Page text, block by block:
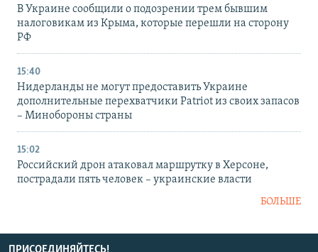
В Украине сообщили о подозрении трем бывшим
налоговикам из Крыма, которые перешли на сторону
РФ
15:40
Нидерланды не могут предоставить Украине
дополнительные перехватчики Patriot из своих запасов
– Минобороны страны
15:02
Российский дрон атаковал маршрутку в Херсоне,
пострадали пять человек – украинские власти
БОЛЬШЕ